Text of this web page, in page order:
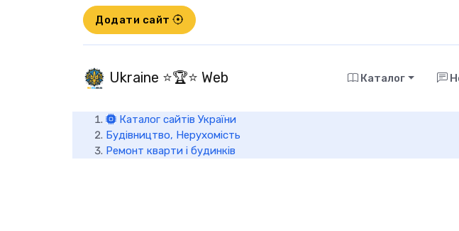
Додати сайт
Ukraine ⭐🏆⭐ Web Каталог
Каталог сайтів України
Будівництво, Нерухомість
Ремонт кварти і будинків